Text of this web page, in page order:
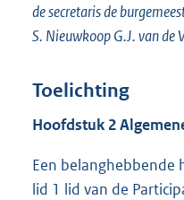
de secretaris de
S. Nieuwkoop G.J. van de
Toelichting
Hoofdstuk 2
Een belanghebbende
lid 1 lid van de